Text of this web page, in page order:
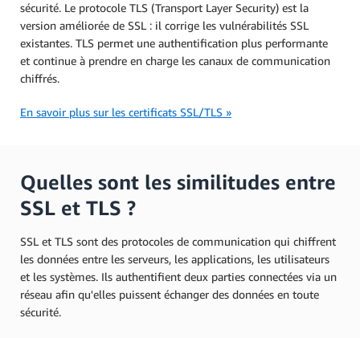
sécurité. Le protocole TLS (Transport Layer Security) est la
version améliorée de SSL : il corrige les vulnérabilités SSL
existantes. TLS permet une authentification plus performante
et continue à prendre en charge les canaux de communication
chiffrés.
En savoir plus sur les certificats SSL/TLS »
Quelles sont les similitudes entre
SSL et TLS ?
SSL et TLS sont des protocoles de communication qui chiffrent
les données entre les serveurs, les applications, les utilisateurs
et les systèmes. Ils authentifient deux parties connectées via un
réseau afin qu'elles puissent échanger des données en toute
sécurité.